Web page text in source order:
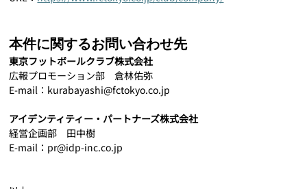
本件に関するお問い合わせ先
東京フットボールクラブ株式会社
広報プロモーション部　倉林佑弥
E-mail：kurabayashi@fctokyo.co.jp
アイデンティティー・パートナーズ株式会社
経営企画部　田中樹
E-mail：pr@idp-inc.co.jp